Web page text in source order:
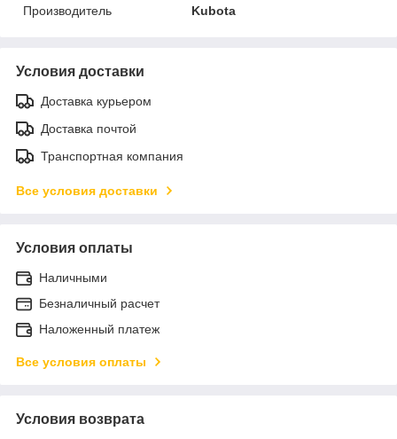
Производитель
Kubota
Условия доставки
Доставка курьером
Доставка почтой
Транспортная компания
Все условия доставки
Условия оплаты
Наличными
Безналичный расчет
Наложенный платеж
Все условия оплаты
Условия возврата